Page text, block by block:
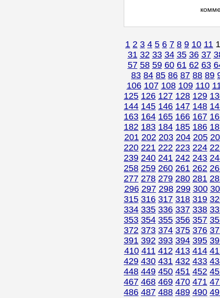
1 2 3 4 5 6 7 8 9 10 11
31 32 33 34 35 36 37
57 58 59 60 61 62 63
83 84 85 86 87 88 89
106 107 108 109 110
125 126 127 128 129
144 145 146 147 148
163 164 165 166 167
182 183 184 185 186
201 202 203 204 205
220 221 222 223 224
239 240 241 242 243
258 259 260 261 262
277 278 279 280 281
296 297 298 299 300
315 316 317 318 319
334 335 336 337 338
353 354 355 356 357
372 373 374 375 376
391 392 393 394 395
410 411 412 413 414
429 430 431 432 433
448 449 450 451 452
467 468 469 470 471
486 487 488 489 490